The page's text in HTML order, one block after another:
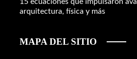
arquitectura, física y más
MAPA DEL SITIO